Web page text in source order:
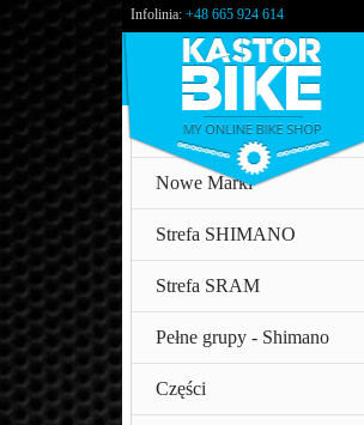
Infolinia: +48 665 924 614
!!!! OUTLET !!!!
Nowe Marki
Strefa SHIMANO
Strefa SRAM
Pełne grupy - Shimano
Części